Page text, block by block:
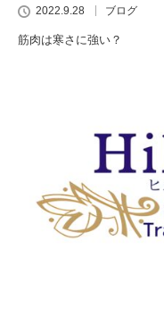
2022.9.28 ブログ
筋肉は寒さに強い？